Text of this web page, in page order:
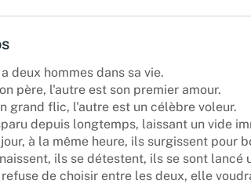
deux hommes dans sa vie.
père, l'autre est son premier amour.
grand flic, l'autre est un célèbre voleur.
depuis longtemps, laissant un vide
à la même heure, ils surgissent pour
ils se détestent, ils se sont lancé
de choisir entre les deux, elle